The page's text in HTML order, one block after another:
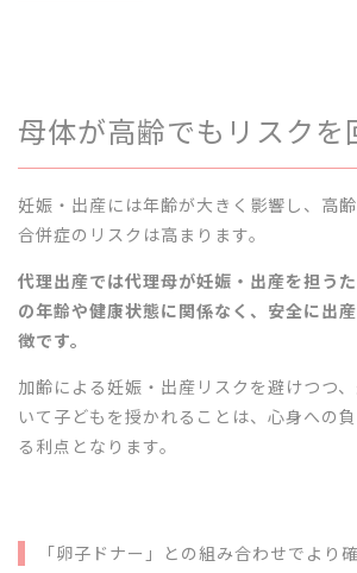
母体が高齢でもリスクを
妊娠・出産には年齢が大きく影響し、高
合併症のリスクは高まります。
代理出産では代理母が妊娠・出産を担う
の年齢や健康状態に関係なく、安全に出
徴です。
加齢による妊娠・出産リスクを避けつつ
いて子どもを授かれることは、心身への
る利点となります。
「卵子ドナー」との組み合わせでより